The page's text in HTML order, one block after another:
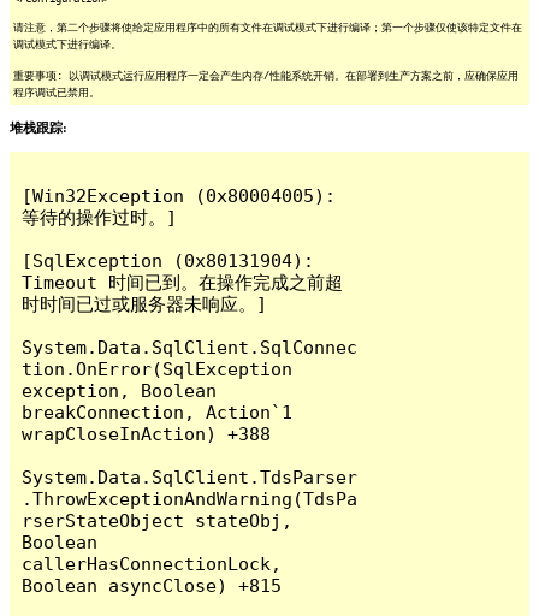
请注意，第二个步骤将使给定应用程序中的所有文件在调试模式下进行编译；第一个步骤仅使该特定文件在
调试模式下进行编译。
重要事项: 以调试模式运行应用程序一定会产生内存/性能系统开销。在部署到生产方案之前，应确保应用
程序调试已禁用。
堆栈跟踪:
[Win32Exception (0x80004005):
等待的操作过时。]
[SqlException (0x80131904):
Timeout 时间已到。在操作完成之前超
时时间已过或服务器未响应。]
System.Data.SqlClient.SqlConnec
tion.OnError(SqlException
exception, Boolean
breakConnection, Action`1
wrapCloseInAction) +388
System.Data.SqlClient.TdsParser
.ThrowExceptionAndWarning(TdsPa
rserStateObject stateObj,
Boolean
callerHasConnectionLock,
Boolean asyncClose) +815